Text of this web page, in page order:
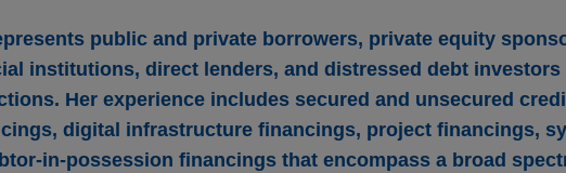
public and private borrowers, private equity
institutions, direct lenders, and distressed debt investors
Her experience includes secured and unsecured
digital infrastructure financings, project financings,
in-possession financings that encompass a broad